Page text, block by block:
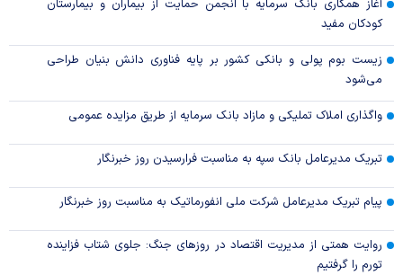
آغاز همکاری بانک سرمایه با انجمن حمایت از بیماران و بیمارستان
کودکان مفید
زیست بوم پولی و بانکی کشور بر پایه فناوری دانش بنیان طراحی
می‌شود
واگذاری املاک تملیکی و مازاد بانک سرمایه از طریق مزایده عمومی
تبریک مدیرعامل بانک سپه به مناسبت فرارسیدن روز خبرنگار
پیام تبریک مدیرعامل شرکت ملی انفورماتیک به مناسبت روز خبرنگار
روایت همتی از مدیریت اقتصاد در روزهای جنگ: جلوی شتاب فزاینده
تورم را گرفتیم